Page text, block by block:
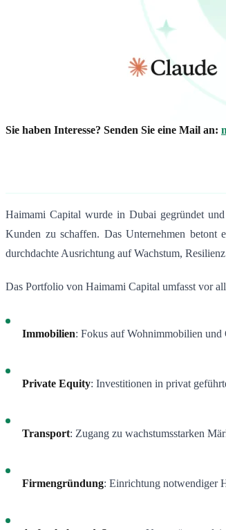
Sie haben Interesse? Senden Sie eine Mail an:
Haimami Capital wurde in Dubai gegründet
Kunden zu schaffen. Das Unternehmen betont
durchdachte Ausrichtung auf Wachstum,
Das Portfolio von Haimami Capital umfasst vor
Immobilien: Fokus auf Wohnimmobilien und
Private Equity: Investitionen in privat
Transport: Zugang zu wachstumsstarken
Firmengründung: Einrichtung notwendiger